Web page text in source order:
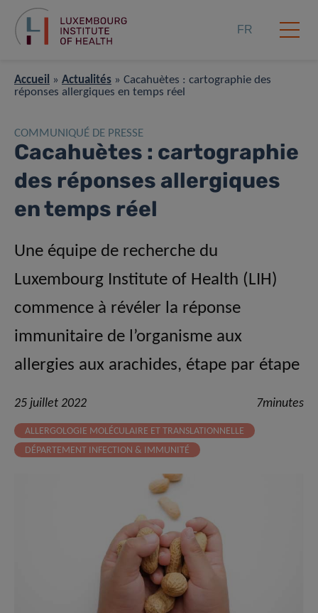
FR
Accueil » Actualités » Cacahuètes : cartographie des
réponses allergiques en temps réel
COMMUNIQUÉ DE PRESSE
Cacahuètes : cartographie
des réponses allergiques
en temps réel
Une équipe de recherche du
Luxembourg Institute of Health (LIH)
commence à révéler la réponse
immunitaire de l’organisme aux
allergies aux arachides, étape par étape
25 juillet 2022 7minutes
ALLERGOLOGIE MOLÉCULAIRE ET TRANSLATIONNELLE
DÉPARTEMENT INFECTION & IMMUNITÉ